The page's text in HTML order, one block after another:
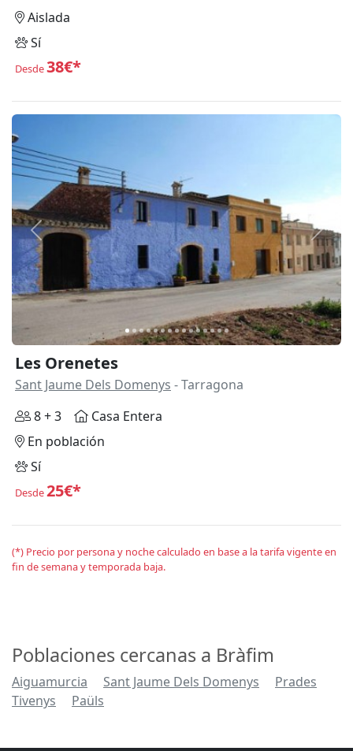
Aislada
Sí
Desde38€*
Anterior
Les Orenetes
Sant Jaume Dels Domenys - Tarragona
8 + 3
Casa Entera
En población
Sí
Desde25€*
(*) Precio por persona y noche calculado en base a la tarifa vigente en
fin de semana y temporada baja.
Poblaciones cercanas a Bràfim
Aiguamurcia Sant Jaume Dels Domenys
Prades
Tivenys
Paüls